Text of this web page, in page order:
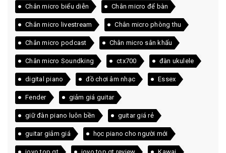
Chân micro biểu diễn Chân micro để bàn
Chân micro livestream Chân micro phòng thu
Chân micro podcast Chân micro sân khấu
Chân micro Soundking ctx700 đàn ukulele
digital piano đồ chơi âm nhạc Essex
Fender giảm giá guitar
giữ đàn piano luôn bền guitar giá rẻ
guitar giảm giá học piano cho người mới